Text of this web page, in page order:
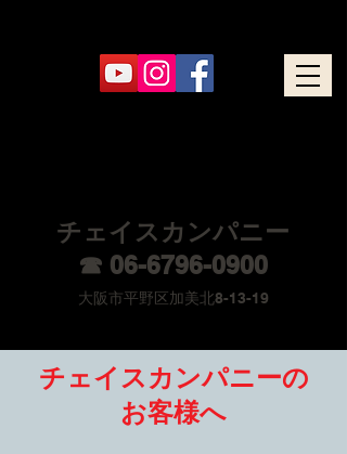
チェイスカンパニー
☎ 06-6796-0900
大阪市平野区加美北8-13-19
チェイスカンパニーの
お客様へ